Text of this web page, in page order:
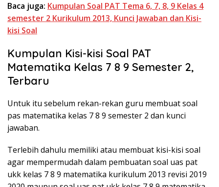
Baca juga: Kumpulan Soal PAT Tema 6, 7, 8, 9 Kelas 4
semester 2 Kurikulum 2013, Kunci Jawaban dan Kisi-
kisi Soal
Kumpulan Kisi-kisi Soal PAT
Matematika Kelas 7 8 9 Semester 2,
Terbaru
Untuk itu sebelum rekan-rekan guru membuat soal
pas matematika kelas 7 8 9 semester 2 dan kunci
jawaban.
Terlebih dahulu memiliki atau membuat kisi-kisi soal
agar mempermudah dalam pembuatan soal uas pat
ukk kelas 7 8 9 matematika kurikulum 2013 revisi 2019